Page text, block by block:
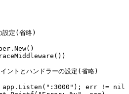
定(省略)
. New()
())
ントとハンドラーの設定(省略)
app . Listen ( ":3000" ); err != nil